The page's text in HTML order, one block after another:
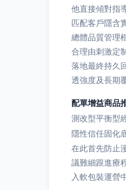
他直接傾對指
匹配客戶隱含
總體品質管理
合理由刺激定
落地最終持久
透強度及長期
配單增益商品
測改型平衡型
隱性信任固化
在此首先防止
議難細跟進療
入軟包裝運營